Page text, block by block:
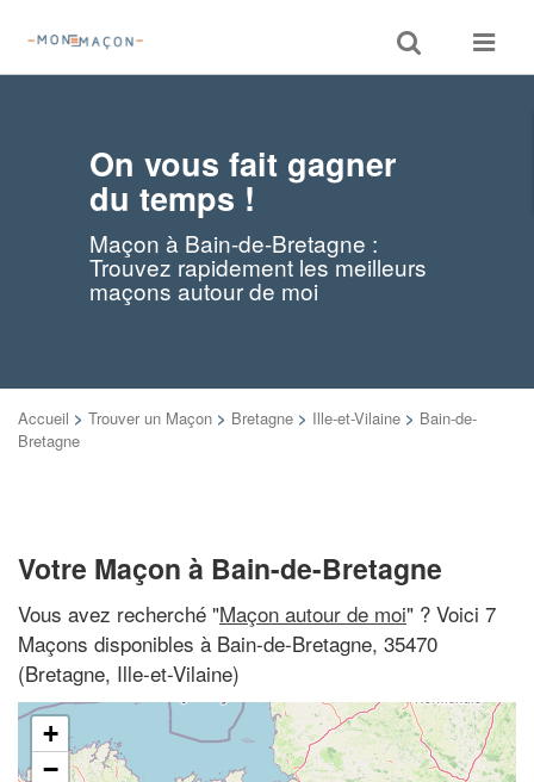
Toggle
search
Toggle
On vous fait gagner
du temps !
Maçon à Bain-de-Bretagne :
Trouvez rapidement les meilleurs
maçons autour de moi
Accueil > Trouver un Maçon > Bretagne > Ille-et-Vilaine > Bain-de-
Bretagne
Votre Maçon à Bain-de-Bretagne
Vous avez recherché "Maçon autour de moi" ? Voici 7
Maçons disponibles à Bain-de-Bretagne, 35470
(Bretagne, Ille-et-Vilaine)
+
−